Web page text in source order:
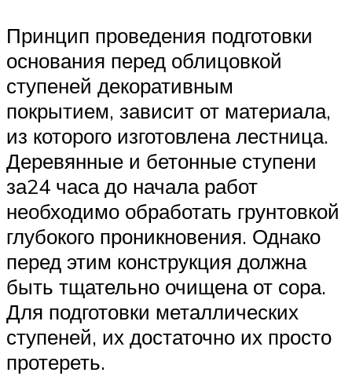
Принцип проведения подготовки
основания перед облицовкой
ступеней декоративным
покрытием, зависит от материала,
из которого изготовлена лестница.
Деревянные и бетонные ступени
за24 часа до начала работ
необходимо обработать грунтовкой
глубокого проникновения. Однако
перед этим конструкция должна
быть тщательно очищена от сора.
Для подготовки металлических
ступеней, их достаточно их просто
протереть.